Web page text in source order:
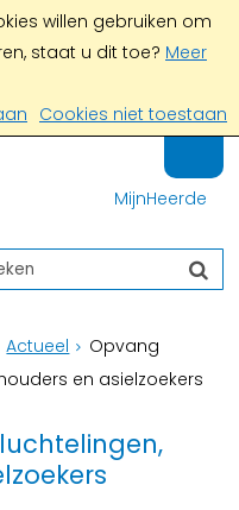
willen gebruiken om
staat u dit toe? Meer
Cookies niet toestaan
MijnHeerde
Actueel
Opvang
en asielzoekers